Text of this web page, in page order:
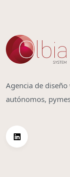
Agencia de
autónomos,